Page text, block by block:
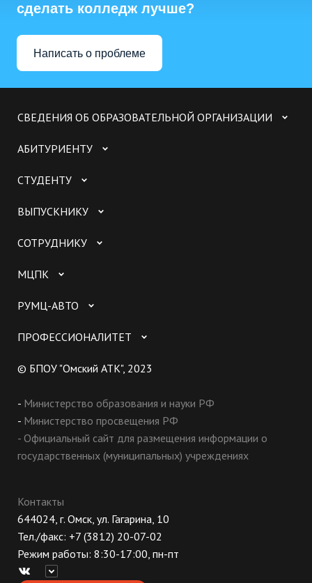
сделать колледж лучше?
Написать о проблеме
СВЕДЕНИЯ ОБ ОБРАЗОВАТЕЛЬНОЙ ОРГАНИЗАЦИИ
АБИТУРИЕНТУ
СТУДЕНТУ
ВЫПУСКНИКУ
СОТРУДНИКУ
МЦПК
РУМЦ-АВТО
ПРОФЕССИОНАЛИТЕТ
© БПОУ "Омский АТК", 2023
- Министерство образования и науки РФ
- Министерство просвещения РФ
- Официальный сайт для размещения информации о
государственных (муниципальных) учреждениях
Контакты
644024, г. Омск, ул. Гагарина, 10
Тел./факс: +7 (3812) 20-07-02
Режим работы: 8:30-17:00, пн-пт